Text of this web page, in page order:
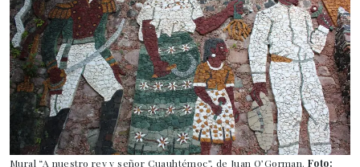
Mural “A nuestro rey y señor Cuauhtémoc”, de Juan O’Gorman. Foto: